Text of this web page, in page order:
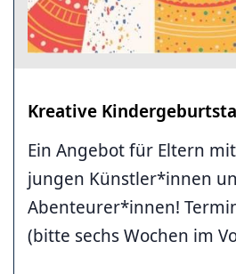
Kreative
Ein Angebot für Eltern mit
jungen Künstler*innen
Abenteurer*innen!
(bitte sechs Wochen im